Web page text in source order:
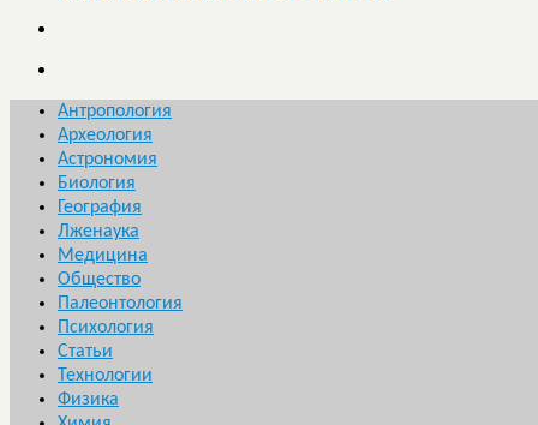
Антропология
Археология
Астрономия
Биология
География
Лженаука
Медицина
Общество
Палеонтология
Психология
Статьи
Технологии
Физика